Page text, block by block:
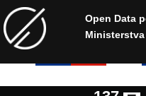
Open Data